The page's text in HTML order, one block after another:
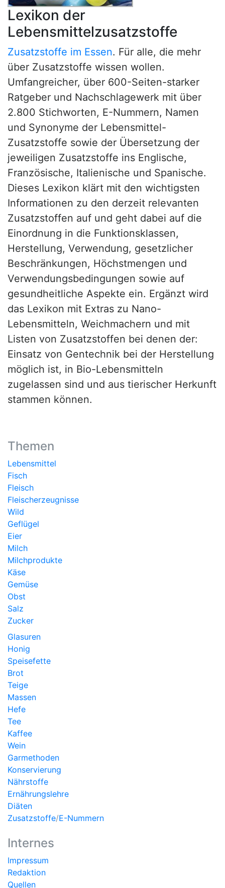
Lexikon der
Lebensmittelzusatzstoffe
Zusatzstoffe im Essen. Für alle, die mehr
über Zusatzstoffe wissen wollen.
Umfangreicher, über 600-Seiten-starker
Ratgeber und Nachschlagewerk mit über
2.800 Stichworten, E-Nummern, Namen
und Synonyme der Lebensmittel-
Zusatzstoffe sowie der Übersetzung der
jeweiligen Zusatzstoffe ins Englische,
Französische, Italienische und Spanische.
Dieses Lexikon klärt mit den wichtigsten
Informationen zu den derzeit relevanten
Zusatzstoffen auf und geht dabei auf die
Einordnung in die Funktionsklassen,
Herstellung, Verwendung, gesetzlicher
Beschränkungen, Höchstmengen und
Verwendungsbedingungen sowie auf
gesundheitliche Aspekte ein. Ergänzt wird
das Lexikon mit Extras zu Nano-
Lebensmitteln, Weichmachern und mit
Listen von Zusatzstoffen bei denen der:
Einsatz von Gentechnik bei der Herstellung
möglich ist, in Bio-Lebensmitteln
zugelassen sind und aus tierischer Herkunft
stammen können.
Themen
Lebensmittel
Fisch
Fleisch
Fleischerzeugnisse
Wild
Geflügel
Eier
Milch
Milchprodukte
Käse
Gemüse
Obst
Salz
Zucker
Glasuren
Honig
Speisefette
Brot
Teige
Massen
Hefe
Tee
Kaffee
Wein
Garmethoden
Konservierung
Nährstoffe
Ernährungslehre
Diäten
Zusatzstoffe/E-Nummern
Internes
Impressum
Redaktion
Quellen